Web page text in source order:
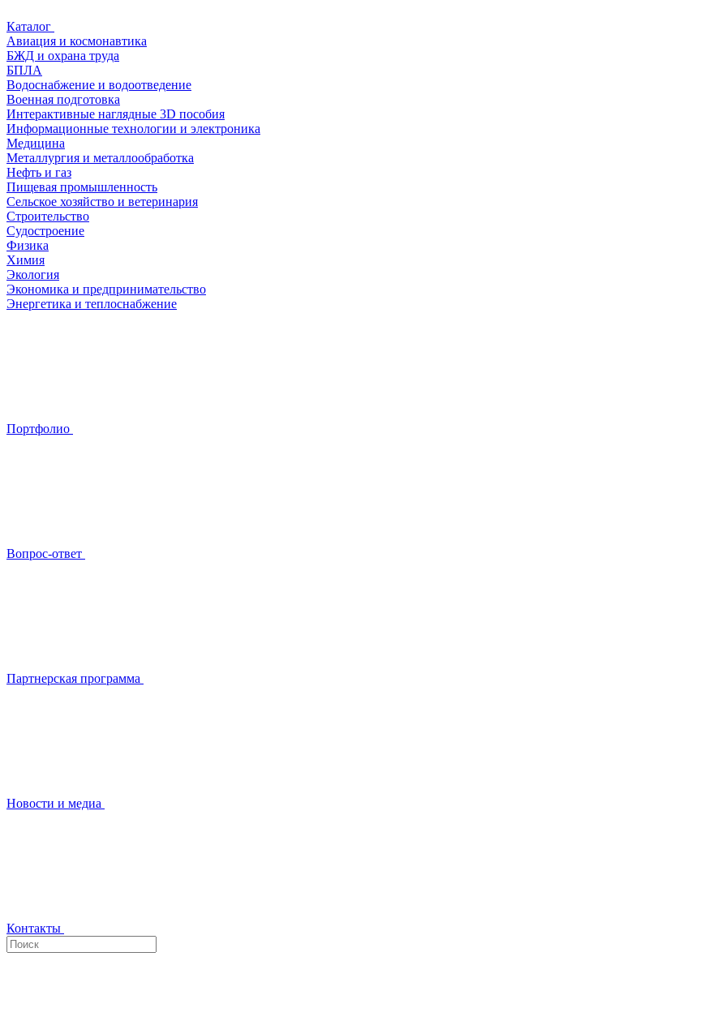
Каталог
Авиация и космонавтика
БЖД и охрана труда
БПЛА
Водоснабжение и водоотведение
Военная подготовка
Интерактивные наглядные 3D пособия
Информационные технологии и электроника
Медицина
Металлургия и металлообработка
Нефть и газ
Пищевая промышленность
Сельское хозяйство и ветеринария
Строительство
Судостроение
Физика
Химия
Экология
Экономика и предпринимательство
Энергетика и теплоснабжение
Портфолио
Вопрос-ответ
Партнерская программа
Новости и медиа
Контакты